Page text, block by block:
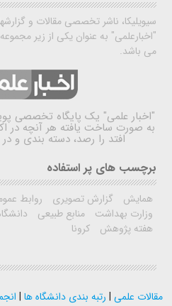
سیویلیکا، ناشر تخصصی مقالات و
"اخبارعلمی" به عنوان یکی از زیر
می باشد.
"اخبار علمی" یک پایگاه تخصصی
به صورت ساخت یافته هر آنچه در
افتد را رصد، دسته بندی و
برچسب های پر استفاده
همایش گزارش تصویری روابط
وزارت بهداشت
منابع طبیعی
هفته پژوهش
کرونا
مقالات علمی | رتبه بندی دانشگاه ها |